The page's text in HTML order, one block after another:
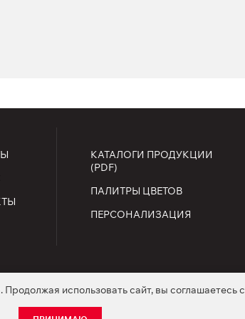
КАТАЛОГИ ПРОДУКЦИИ
(PDF)
ПАЛИТРЫ ЦВЕТОВ
ПЕРСОНАЛИЗАЦИЯ
персональных данных
использовать сайт, вы соглашаетесь с